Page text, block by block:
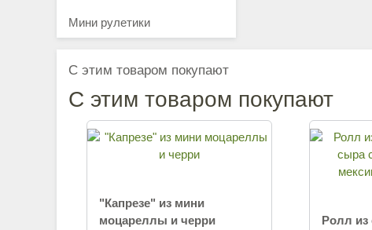
Мини рулетики
С этим товаром покупают
С этим товаром покупают
"Капрезе" из мини
моцареллы и черри
Ролл из